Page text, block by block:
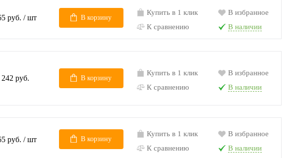
руб. / шт В корзину
Купить в 1 клик
К сравнению
В избранное
В наличии
242 руб. В корзину
Купить в 1 клик
К сравнению
В избранное
В наличии
руб. / шт В корзину
Купить в 1 клик
К сравнению
В избранное
В наличии